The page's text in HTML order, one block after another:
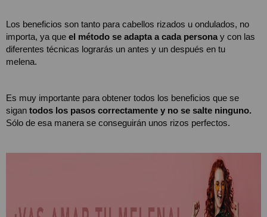
Los beneficios son tanto para cabellos rizados u ondulados, no
importa, ya que el método se adapta a cada persona y con las
diferentes técnicas lograrás un antes y un después en tu
melena.
Es muy importante para obtener todos los beneficios que se
sigan todos los pasos correctamente y no se salte ninguno.
Sólo de esa manera se conseguirán unos rizos perfectos.